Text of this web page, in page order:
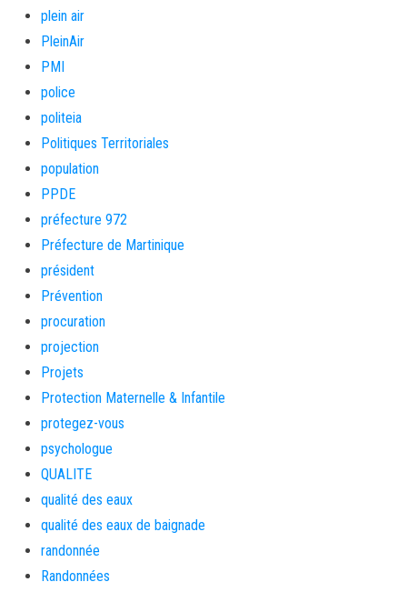
plein air
PleinAir
PMI
police
politeia
Politiques Territoriales
population
PPDE
préfecture 972
Préfecture de Martinique
président
Prévention
procuration
projection
Projets
Protection Maternelle & Infantile
protegez-vous
psychologue
QUALITE
qualité des eaux
qualité des eaux de baignade
randonnée
Randonnées